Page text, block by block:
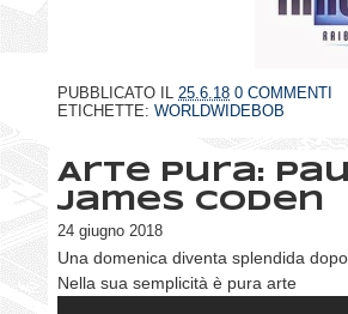
PUBBLICATO IL 25.6.18 0 COMMENTI
ETICHETTE: WORLDWIDEBOB
Arte pura:
James Coden
24 giugno 2018
Una domenica diventa splendida
Nella sua semplicità è pura arte